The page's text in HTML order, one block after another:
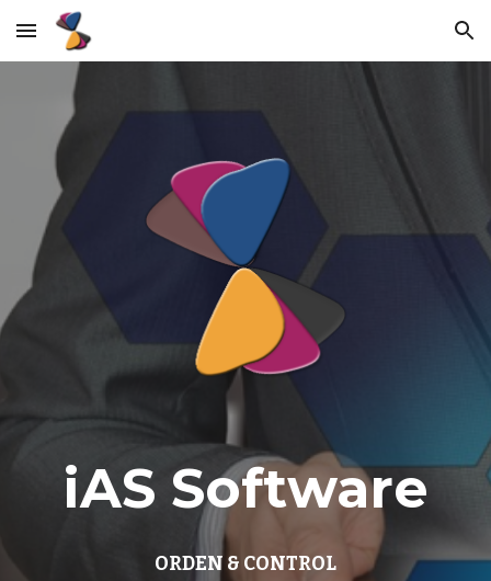
Skip to main content Skip to navigation
iAS Software
ORDEN & CONTROL